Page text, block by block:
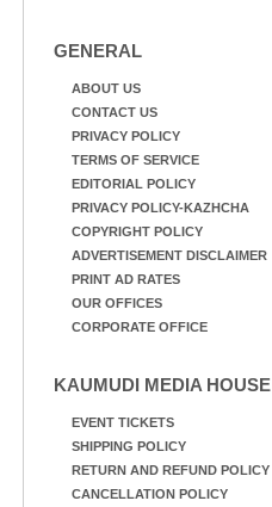
GENERAL
ABOUT US
CONTACT US
PRIVACY POLICY
TERMS OF SERVICE
EDITORIAL POLICY
PRIVACY POLICY-KAZHCHA
COPYRIGHT POLICY
ADVERTISEMENT DISCLAIMER
PRINT AD RATES
OUR OFFICES
CORPORATE OFFICE
KAUMUDI MEDIA HOUSE
EVENT TICKETS
SHIPPING POLICY
RETURN AND REFUND POLICY
CANCELLATION POLICY